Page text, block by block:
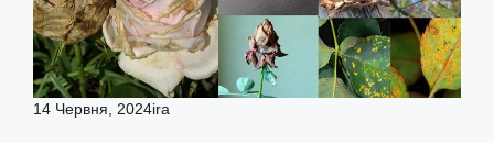
14 Червня, 2024ira